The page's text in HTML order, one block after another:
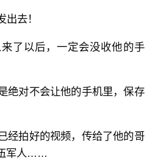
去！
了以后，一定会没收他的手
绝对不会让他的手机里，保存
经拍好的视频，传给了他的哥
军人……